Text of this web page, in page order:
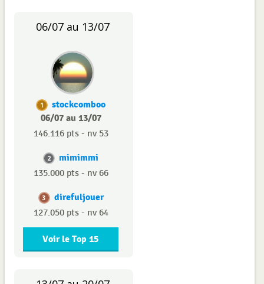
06/07 au 13/07
1
stockcomboo
06/07 au 13/07
146.116 pts - nv 53
2 mimimmi
135.000 pts - nv 66
3 direfuljouer
127.050 pts - nv 64
Voir le Top 15